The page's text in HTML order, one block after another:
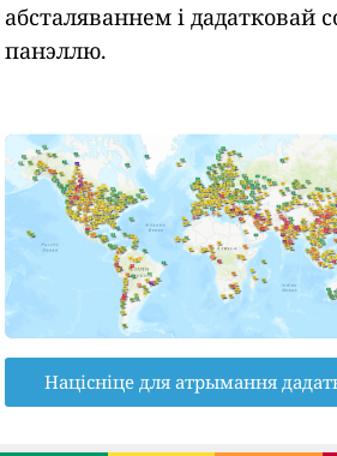
абсталяваннем і дадатковай
панэллю.
Націсніце для атрымання